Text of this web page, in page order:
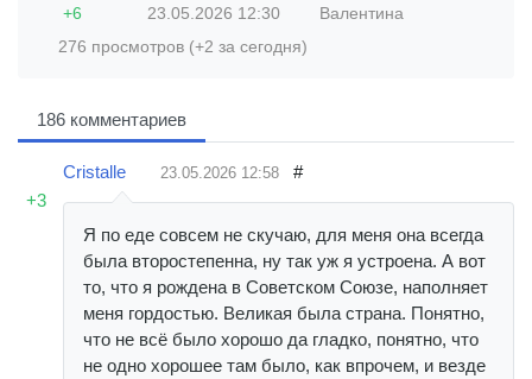
+6 23.05.2026 12:30
Валентина
276 просмотров (+2 за сегодня)
186 комментариев
+3
Cristalle 23.05.2026 12:58 #
Я по еде совсем не скучаю, для меня она всегда
была второстепенна, ну так уж я устроена. А вот
то, что я рождена в Советском Союзе, наполняет
меня гордостью. Великая была страна. Понятно,
что не всё было хорошо да гладко, понятно, что
не одно хорошее там было, как впрочем, и везде